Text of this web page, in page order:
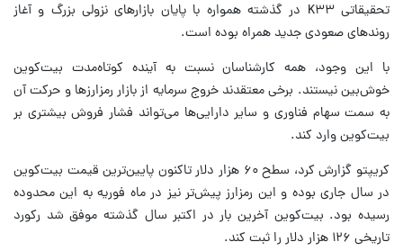
تحقیقاتی K۳۳ در گذشته همواره با پایان بازارهای نزولی بزرگ و آغاز
روندهای صعودی جدید همراه بوده است.
با این وجود، همه کارشناسان نسبت به آینده کوتاه‌مدت بیت‌کوین
خوش‌بین نیستند. برخی معتقدند خروج سرمایه از بازار رمزارزها و حرکت آن
به سمت سهام فناوری و سایر دارایی‌ها می‌تواند فشار فروش بیشتری بر
بیت‌کوین وارد کند.
کریپتو گزارش کرد، سطح ۶۰ هزار دلار تاکنون پایین‌ترین قیمت بیت‌کوین
در سال جاری بوده و این رمزارز پیش‌تر نیز در ماه فوریه به این محدوده
رسیده بود. بیت‌کوین آخرین بار در اکتبر سال گذشته موفق شد رکورد
تاریخی ۱۲۶ هزار دلار را ثبت کند.